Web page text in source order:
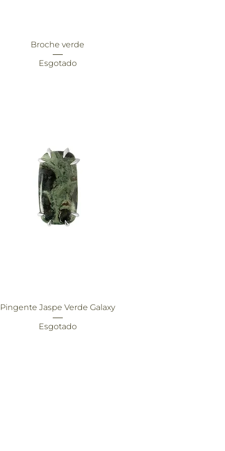
Visualização rápida
Broche verde
Esgotado
Visualização rápida
Pingente Jaspe Verde Galaxy
Esgotado